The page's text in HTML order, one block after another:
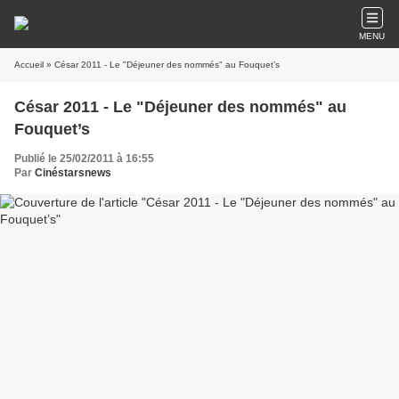
MENU
Accueil » César 2011 - Le "Déjeuner des nommés" au Fouquet’s
César 2011 - Le "Déjeuner des nommés" au
Fouquet’s
Publié le 25/02/2011 à 16:55
Par Cinéstarsnews